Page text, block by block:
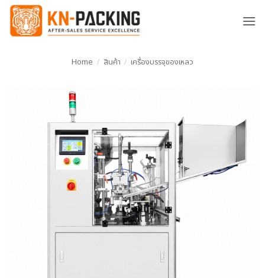
ข้าม
ยัง
Home / สินค้า / เครื่องบรรจุของเหลว